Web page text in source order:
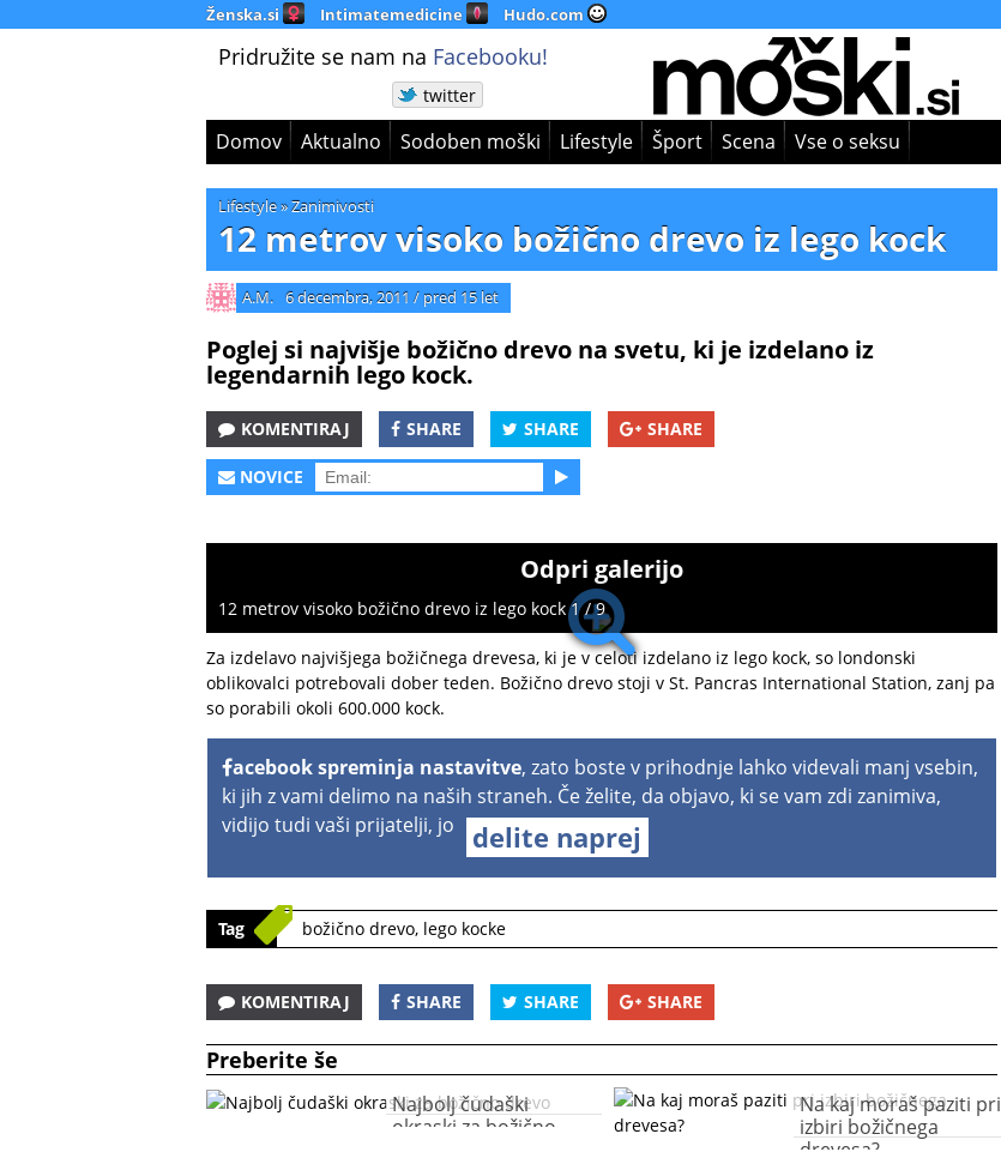
Ženska.si Intimatemedicine Hudo.com
Pridružite se nam na Facebooku!
twitter
Domov Aktualno Sodoben moški Lifestyle Šport Scena Vse o seksu
Lifestyle»Zanimivosti
12 metrov visoko božično drevo iz lego kock
A.M. 6 decembra, 2011 / pred 15 let
Poglej si najvišje božično drevo na svetu, ki je izdelano iz
legendarnih lego kock.
KOMENTIRAJ SHARE SHARE SHARE
NOVICE
Odpri galerijo
12 metrov visoko božično drevo iz lego kock 1 / 9
Za izdelavo najvišjega božičnega drevesa, ki je v celoti izdelano iz lego kock, so londonski
oblikovalci potrebovali dober teden. Božično drevo stoji v St. Pancras International Station, zanj pa
so porabili okoli 600.000 kock.
acebook spreminja nastavitve, zato boste v prihodnje lahko videvali manj vsebin,
ki jih z vami delimo na naših straneh. Če želite, da objavo, ki se vam zdi zanimiva,
vidijo tudi vaši prijatelji, jo
delite naprej
Tag božično drevo, lego kocke
KOMENTIRAJ SHARE SHARE SHARE
Preberite še
Najbolj čudaški
okraski za božično
Na kaj moraš paziti pri
izbiri božičnega
drevesa?